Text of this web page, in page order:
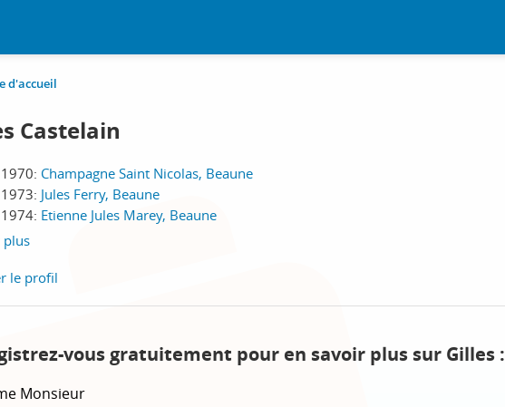
d'accueil
Castelain
Champagne Saint Nicolas, Beaune
Jules Ferry, Beaune
Etienne Jules Marey, Beaune
plus
le profil
vous gratuitement pour en savoir plus sur Gilles :
Monsieur